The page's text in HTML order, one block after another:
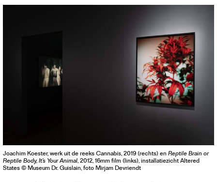
Joachim Koester, werk uit de reeksCannabis, 2019 (rechts) en Reptile Brain or
Reptile Body, It’s Your Animal, 2012, 16mm film (links), installatiezicht Altered
States © Museum Dr. Guislain, foto Mirjam Devriendt